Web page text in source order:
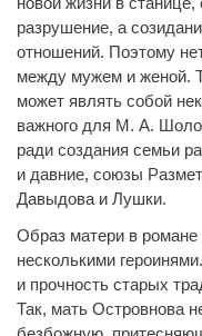
разрушение, а
отношений. Поэтому
между мужем и женой.
может являть собой
важного для М. А.
ради создания семьи
и давние, союзы
Давыдова и Лушки.
Образ матери в
несколькими
и прочность старых
Так, мать Островнова